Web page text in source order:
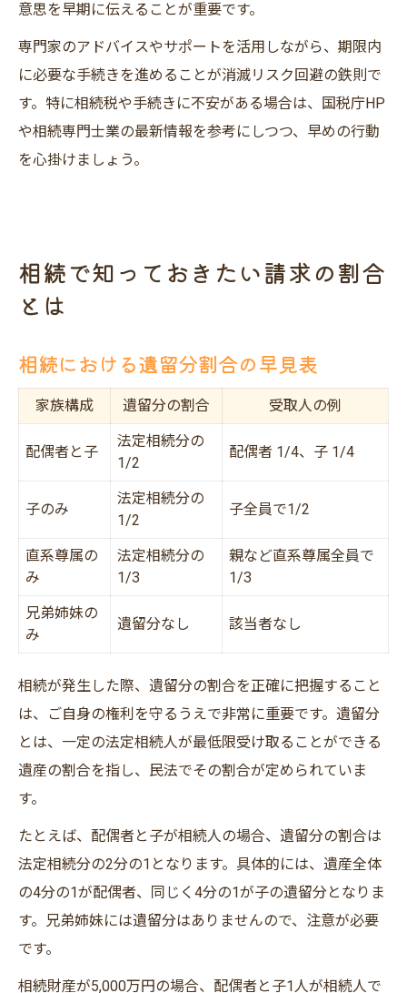
意思を早期に伝えることが重要です。
専門家のアドバイスやサポートを活用しながら、期限内
に必要な手続きを進めることが消滅リスク回避の鉄則で
す。特に相続税や手続きに不安がある場合は、国税庁HP
や相続専門士業の最新情報を参考にしつつ、早めの行動
を心掛けましょう。
相続で知っておきたい請求の割合
とは
相続における遺留分割合の早見表
家族構成 遺留分の割合 受取人の例
配偶者と子
法定相続分の
1/2
配偶者 1/4、子 1/4
子のみ
法定相続分の
1/2
子全員で1/2
直系尊属の
み
法定相続分の
1/3
親など直系尊属全員で
1/3
兄弟姉妹の
み
遺留分なし 該当者なし
相続が発生した際、遺留分の割合を正確に把握すること
は、ご自身の権利を守るうえで非常に重要です。遺留分
とは、一定の法定相続人が最低限受け取ることができる
遺産の割合を指し、民法でその割合が定められていま
す。
たとえば、配偶者と子が相続人の場合、遺留分の割合は
法定相続分の2分の1となります。具体的には、遺産全体
の4分の1が配偶者、同じく4分の1が子の遺留分となりま
す。兄弟姉妹には遺留分はありませんので、注意が必要
です。
相続財産が5,000万円の場合、配偶者と子1人が相続人で